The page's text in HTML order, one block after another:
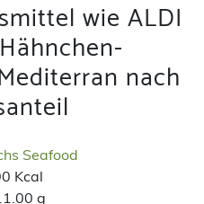
wie ALDI
nach
Seafood
Kcal
g